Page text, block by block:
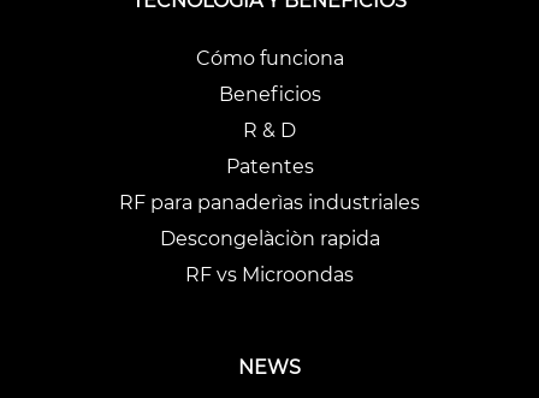
Cómo funciona
Beneficios
R & D
Patentes
RF para panaderìas industriales
Descongelàciòn rapida
RF vs Microondas
NEWS